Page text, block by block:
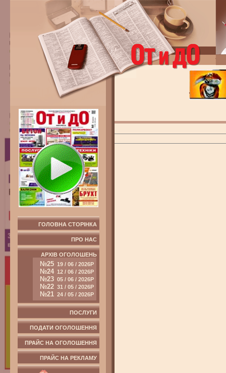
ГОЛОВНА СТОРІНКА
ПРО НАС
АРХІВ ОГОЛОШЕНЬ
№25 19 / 06 / 2026Р
№24 12 / 06 / 2026Р
№23 05 / 06 / 2026Р
№22 31 / 05 / 2026Р
№21 24 / 05 / 2026Р
ПОСЛУГИ
ПОДАТИ ОГОЛОШЕННЯ
ПРАЙС НА ОГОЛОШЕННЯ
ПРАЙС НА РЕКЛАМУ